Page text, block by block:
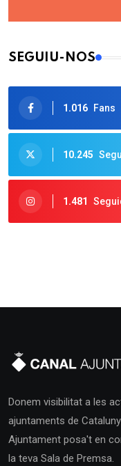
SEGUIU-NOS
1.016 Fans
10.245
1.481
Donem visibilitat a les
ajuntaments de
Ajuntament posa't en
la teva Sala de Premsa.